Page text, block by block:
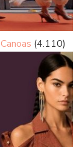
(4.110)